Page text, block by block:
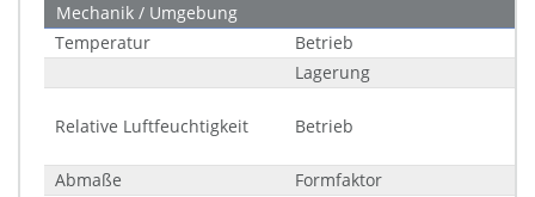
Mechanik / Umgebung
Temperatur
Betrieb
Lagerung
Relative Luftfeuchtigkeit Betrieb
Abmaße
Formfaktor